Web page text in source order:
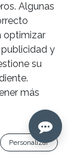
de
Algunas
optimizar
publicidad y
su
más
Personalizar